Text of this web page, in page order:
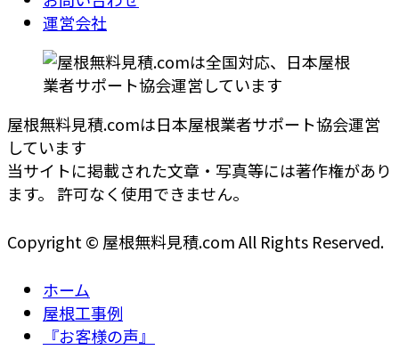
運営会社
屋根無料見積.comは日本屋根業者サポート協会運営
しています
当サイトに掲載された文章・写真等には著作権があり
ます。 許可なく使用できません。
Copyright © 屋根無料見積.com All Rights Reserved.
ホーム
屋根工事例
『お客様の声』